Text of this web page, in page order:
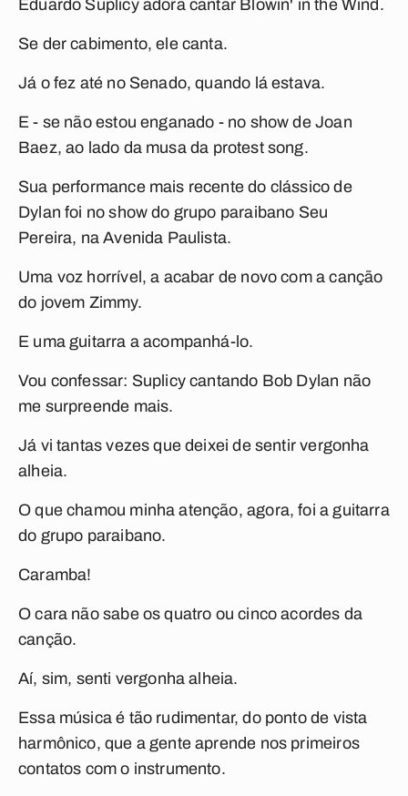
Eduardo Suplicy adora cantar Blowin' in the Wind .
Se der cabimento, ele canta.
Já o fez até no Senado, quando lá estava.
E - se não estou enganado - no show de Joan
Baez, ao lado da musa da protest song.
Sua performance mais recente do clássico de
Dylan foi no show do grupo paraibano Seu
Pereira, na Avenida Paulista.
Uma voz horrível, a acabar de novo com a canção
do jovem Zimmy.
E uma guitarra a acompanhá-lo.
Vou confessar: Suplicy cantando Bob Dylan não
me surpreende mais.
Já vi tantas vezes que deixei de sentir vergonha
alheia.
O que chamou minha atenção, agora, foi a guitarra
do grupo paraibano.
Caramba!
O cara não sabe os quatro ou cinco acordes da
canção.
Aí, sim, senti vergonha alheia.
Essa música é tão rudimentar, do ponto de vista
harmônico, que a gente aprende nos primeiros
contatos com o instrumento.